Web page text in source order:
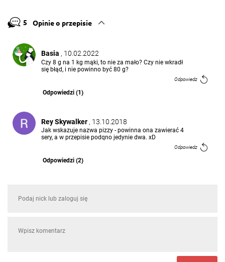
5 Opinie o przepisie
Basia , 10.02.2022
Czy 8 g na 1 kg mąki, to nie za mało? Czy nie wkradł
się błąd, i nie powinno być 80 g?
Odpowiedz
Odpowiedzi (1)
Rey Skywalker , 13.10.2018
Jak wskazuje nazwa pizzy - powinna ona zawierać 4
sery, a w przepisie podqno jedynie dwa. xD
Odpowiedz
Odpowiedzi (2)